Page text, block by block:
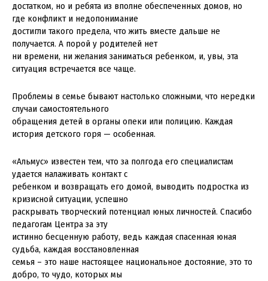
достатком, но и ребята из вполне обеспеченных домов, но
где конфликт и недопонимание
достигли такого предела, что жить вместе дальше не
получается. А порой у родителей нет
ни времени, ни желания заниматься ребенком, и, увы, эта
ситуация встречается все чаще.
Проблемы в семье бывают настолько сложными, что нередки
случаи самостоятельного
обращения детей в органы опеки или полицию. Каждая
история детского горя — особенная.
«Альмус» известен тем, что за полгода его специалистам
удается налаживать контакт с
ребенком и возвращать его домой, выводить подростка из
кризисной ситуации, успешно
раскрывать творческий потенциал юных личностей. Спасибо
педагогам Центра за эту
истинно бесценную работу, ведь каждая спасенная юная
судьба, каждая восстановленная
семья – это наше настоящее национальное достояние, это то
добро, то чудо, которых мы